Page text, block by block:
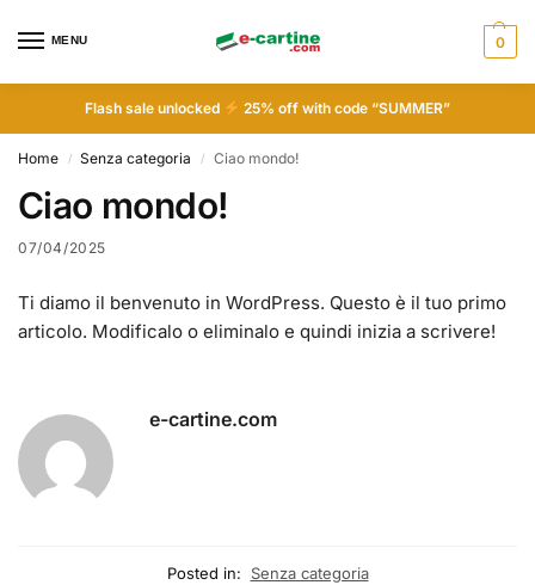
MENU 0
Flash sale unlocked 25% off with code “SUMMER”
Home / Senza categoria / Ciao mondo!
Ciao mondo!
07/04/2025
Ti diamo il benvenuto in WordPress. Questo è il tuo primo
articolo. Modificalo o eliminalo e quindi inizia a scrivere!
e-cartine.com
Posted in: Senza categoria